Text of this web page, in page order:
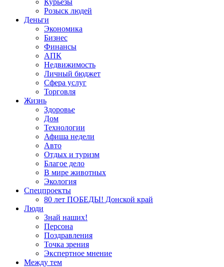
Курьезы
Розыск людей
Деньги
Экономика
Бизнес
Финансы
АПК
Недвижимость
Личный бюджет
Сфера услуг
Торговля
Жизнь
Здоровье
Дом
Технологии
Афиша недели
Авто
Отдых и туризм
Благое дело
В мире животных
Экология
Спецпроекты
80 лет ПОБЕДЫ! Донской край
Люди
Знай наших!
Персона
Поздравления
Точка зрения
Экспертное мнение
Между тем